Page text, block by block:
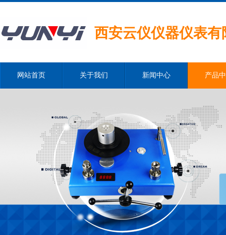
西安云仪仪器仪表有
网站首页 关于我们 新闻中心 产品